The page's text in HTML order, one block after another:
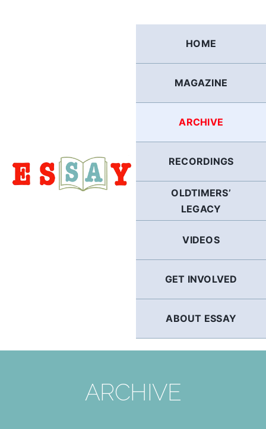
HOME
MAGAZINE
ARCHIVE
RECORDINGS
OLDTIMERS’
LEGACY
VIDEOS
GET INVOLVED
ABOUT ESSAY
ARCHIVE